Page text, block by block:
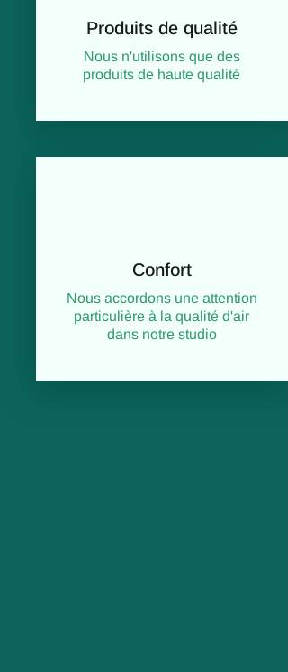
Produits de qualité
Nous n'utilisons que des
produits de haute qualité
Confort
Nous accordons une attention
particulière à la qualité d'air
dans notre studio